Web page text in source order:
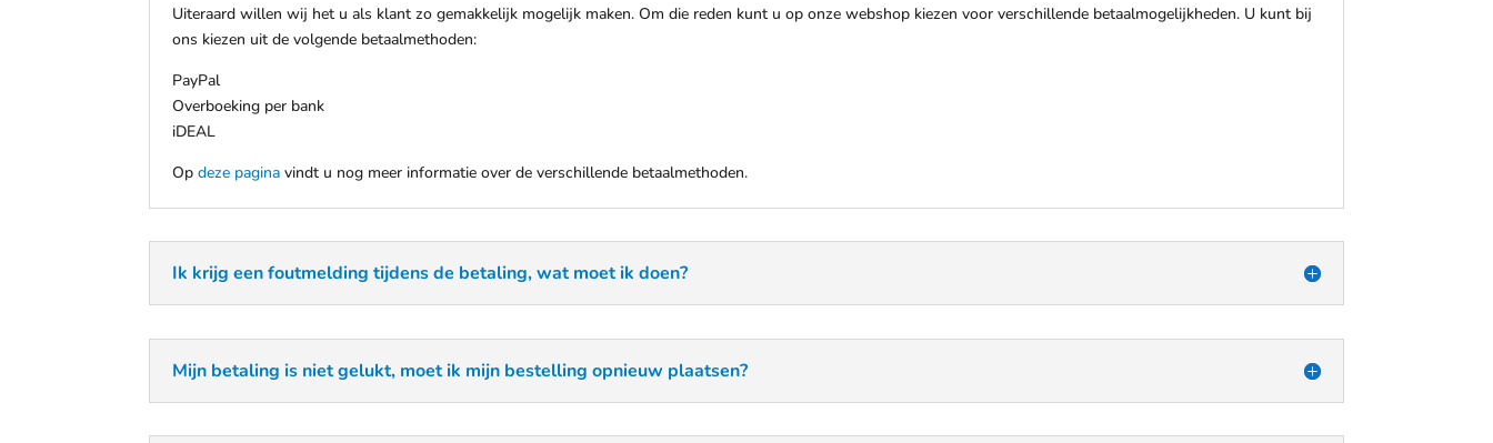
Uiteraard willen wij het u als klant zo gemakkelijk mogelijk maken. Om die reden kunt u op onze webshop kiezen voor verschillende betaalmogelijkheden. U kunt bij
ons kiezen uit de volgende betaalmethoden:
PayPal
Overboeking per bank
iDEAL
Opdeze pagina vindt u nog meer informatie over de verschillende betaalmethoden.
Ik krijg een foutmelding tijdens de betaling, wat moet ik doen?
Mijn betaling is niet gelukt, moet ik mijn bestelling opnieuw plaatsen?